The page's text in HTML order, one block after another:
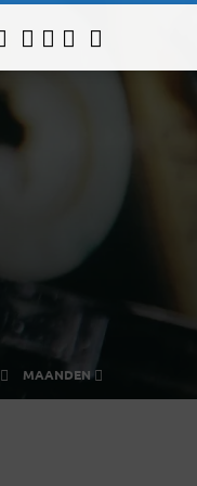
MAANDEN